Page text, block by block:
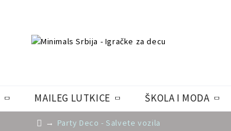
MAILEG LUTKICE ŠKOLA I MODA
Party Deco - Salvete vozila